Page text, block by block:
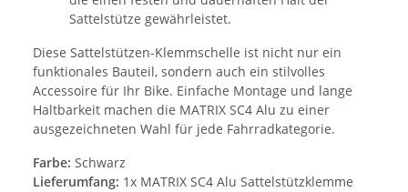
Sattelstütze gewährleistet.
Diese Sattelstützen-Klemmschelle ist nicht nur ein
funktionales Bauteil, sondern auch ein stilvolles
Accessoire für Ihr Bike. Einfache Montage und lange
Haltbarkeit machen die MATRIX SC4 Alu zu einer
ausgezeichneten Wahl für jede Fahrradkategorie.
Farbe: Schwarz
Lieferumfang: 1x MATRIX SC4 Alu Sattelstützklemme